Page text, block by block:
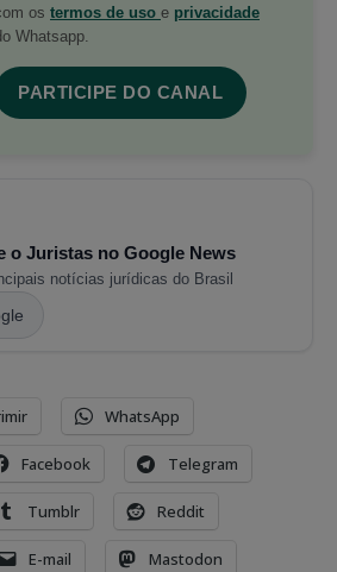
os termos de uso e privacidade
Whatsapp.
PARTICIPE DO CANAL
o Juristas no Google News
notícias jurídicas do Brasil
WhatsApp
Facebook Telegram
Tumblr Reddit
E-mail Mastodon